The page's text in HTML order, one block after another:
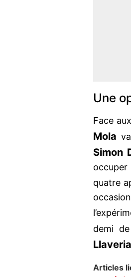
Une
Face
Mola
Simon
occuper
quatre
demi
Llaveria
Articles